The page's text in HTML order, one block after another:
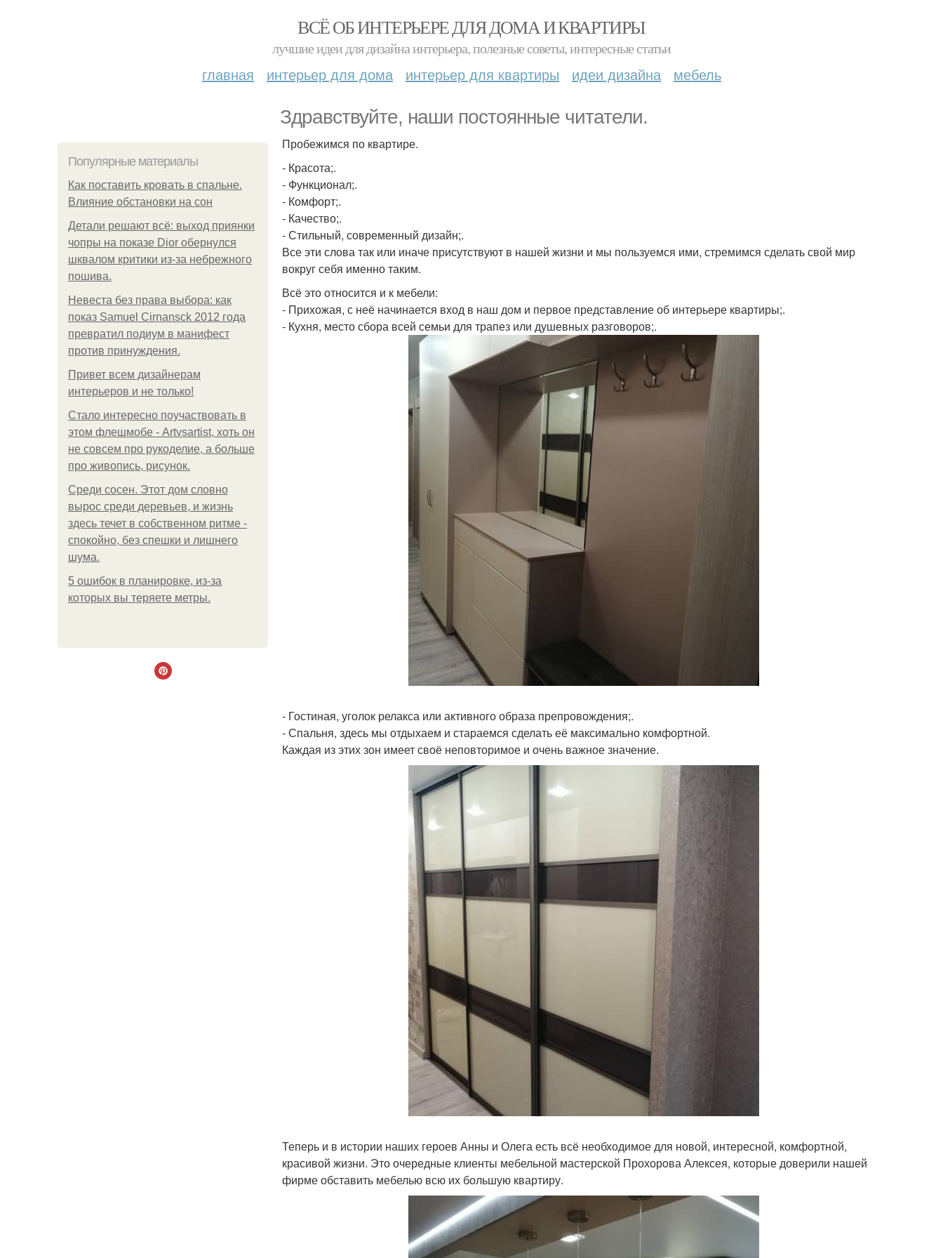
ВСЁ ОБ ИНТЕРЬЕРЕ ДЛЯ ДОМА И КВАРТИРЫ
лучшие идеи для дизайна интерьера, полезные советы, интересные статьи
главная интерьер для дома интерьер для квартиры идеи дизайна мебель
Здравствуйте, наши постоянные читатели.
Популярные материалы
Как поставить кровать в спальне.
Влияние обстановки на сон
Детали решают всё: выход приянки
чопры на показе Dior обернулся
шквалом критики из-за небрежного
пошива.
Невеста без права выбора: как
показ Samuel Cirnansck 2012 года
превратил подиум в манифест
против принуждения.
Привет всем дизайнерам
интерьеров и не только!
Стало интересно поучаствовать в
этом флешмобе - Artvsartist, хоть он
не совсем про рукоделие, а больше
про живопись, рисунок.
Среди сосен. Этот дом словно
вырос среди деревьев, и жизнь
здесь течет в собственном ритме -
спокойно, без спешки и лишнего
шума.
5 ошибок в планировке, из-за
которых вы теряете метры.
Пробежимся по квартире.
- Красота;.
- Функционал;.
- Комфорт;.
- Качество;.
- Стильный, современный дизайн;.
Все эти слова так или иначе присутствуют в нашей жизни и мы пользуемся ими, стремимся сделать свой мир
вокруг себя именно таким.
Всё это относится и к мебели:
- Прихожая, с неё начинается вход в наш дом и первое представление об интерьере квартиры;.
- Кухня, место сбора всей семьи для трапез или душевных разговоров;.
- Гостиная, уголок релакса или активного образа препровождения;.
- Спальня, здесь мы отдыхаем и стараемся сделать её максимально комфортной.
Каждая из этих зон имеет своё неповторимое и очень важное значение.
Теперь и в истории наших героев Анны и Олега есть всё необходимое для новой, интересной, комфортной,
красивой жизни. Это очередные клиенты мебельной мастерской Прохорова Алексея, которые доверили нашей
фирме обставить мебелью всю их большую квартиру.